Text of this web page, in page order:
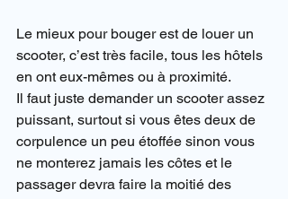
Le mieux pour bouger est de louer un
scooter, c’est très facile, tous les hôtels
en ont eux-mêmes ou à proximité.
Il faut juste demander un scooter assez
puissant, surtout si vous êtes deux de
corpulence un peu étoffée sinon vous
ne monterez jamais les côtes et le
passager devra faire la moitié des